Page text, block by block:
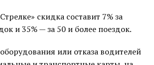
скидка составит 7% за
и 35% — за 50 и более поездок.
или отказа водителей